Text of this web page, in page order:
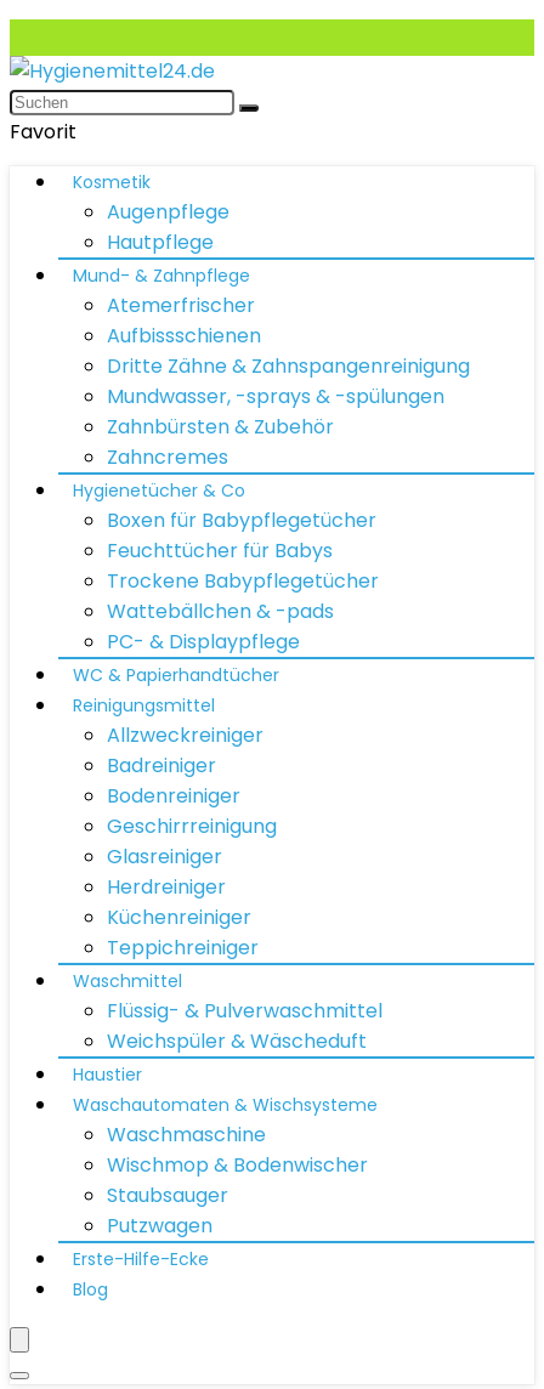
Favorit
Kosmetik
Augenpflege
Hautpflege
Mund- & Zahnpflege
Atemerfrischer
Aufbissschienen
Dritte Zähne & Zahnspangenreinigung
Mundwasser, -sprays & -spülungen
Zahnbürsten & Zubehör
Zahncremes
Hygienetücher & Co
Boxen für Babypflegetücher
Feuchttücher für Babys
Trockene Babypflegetücher
Wattebällchen & -pads
PC- & Displaypflege
WC & Papierhandtücher
Reinigungsmittel
Allzweckreiniger
Badreiniger
Bodenreiniger
Geschirrreinigung
Glasreiniger
Herdreiniger
Küchenreiniger
Teppichreiniger
Waschmittel
Flüssig- & Pulverwaschmittel
Weichspüler & Wäscheduft
Haustier
Waschautomaten & Wischsysteme
Waschmaschine
Wischmop & Bodenwischer
Staubsauger
Putzwagen
Erste-Hilfe-Ecke
Blog